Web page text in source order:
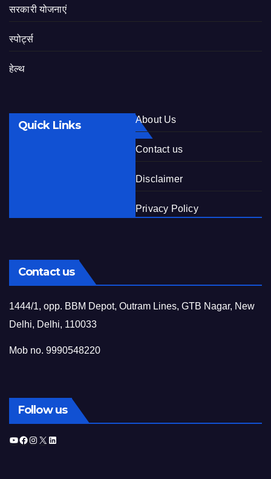
सरकारी योजनाएं
स्पोर्ट्स
हेल्थ
Quick Links About Us
Contact us
Disclaimer
Privacy Policy
Contact us
1444/1, opp. BBM Depot, Outram Lines, GTB Nagar, New
Delhi, Delhi, 110033
Mob no. 9990548220
Follow us
YouTube
Facebook
Instagram
X LinkedIn